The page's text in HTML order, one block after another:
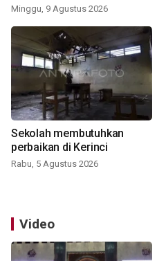
Minggu, 9 Agustus 2026
Sekolah membutuhkan
perbaikan di Kerinci
Rabu, 5 Agustus 2026
Video